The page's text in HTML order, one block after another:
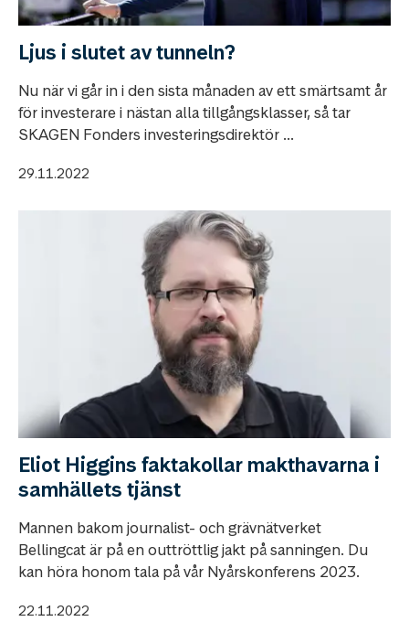
Ljus i slutet av tunneln?
Nu när vi går in i den sista månaden av ett smärtsamt år
för investerare i nästan alla tillgångsklasser, så tar
SKAGEN Fonders investeringsdirektör ...
29.11.2022
Eliot Higgins faktakollar makthavarna i
samhällets tjänst
Mannen bakom journalist- och grävnätverket
Bellingcat är på en outtröttlig jakt på sanningen. Du
kan höra honom tala på vår Nyårskonferens 2023.
22.11.2022